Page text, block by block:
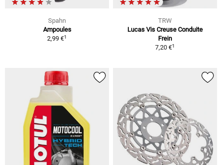
Spahn
Ampoules
2,99 €1
TRW
Lucas Vis Creuse Conduite
Frein
7,20 €1